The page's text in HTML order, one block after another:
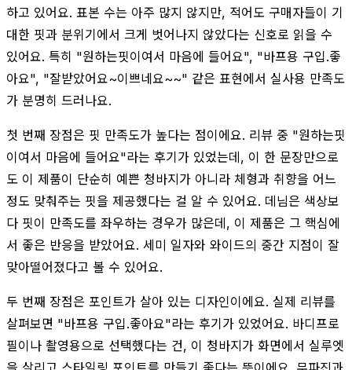
하고 있어요. 표본 수는 아주 많지 않지만, 적어도 구매자들이 기
대한 핏과 분위기에서 크게 벗어나지 않았다는 신호로 읽을 수
있어요. 특히 "원하는핏이여서 마음에 들어요", "바프용 구입.좋
아요", "잘받았어요~이쁘네요~~" 같은 표현에서 실사용 만족도
가 분명히 드러나요.
첫 번째 장점은 핏 만족도가 높다는 점이에요. 리뷰 중 "원하는핏
이여서 마음에 들어요"라는 후기가 있었는데, 이 한 문장만으로
도 이 제품이 단순히 예쁜 청바지가 아니라 체형과 취향을 어느
정도 맞춰주는 핏을 제공했다는 걸 알 수 있어요. 데님은 색상보
다 핏이 만족도를 좌우하는 경우가 많은데, 이 제품은 그 핵심에
서 좋은 반응을 받았어요. 세미 일자와 와이드의 중간 지점이 잘
맞아떨어졌다고 볼 수 있어요.
두 번째 장점은 포인트가 살아 있는 디자인이에요. 실제 리뷰를
살펴보면 "바프용 구입.좋아요"라는 후기가 있었어요. 바디프로
필이나 촬영용으로 선택했다는 건, 이 청바지가 화면에서 실루엣